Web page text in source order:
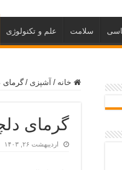
سلامت علم و تکنولوژی
خانه / آشپزی / گرمای
گرمای
اردیبهشت ۲۶, ۱۴۰۳